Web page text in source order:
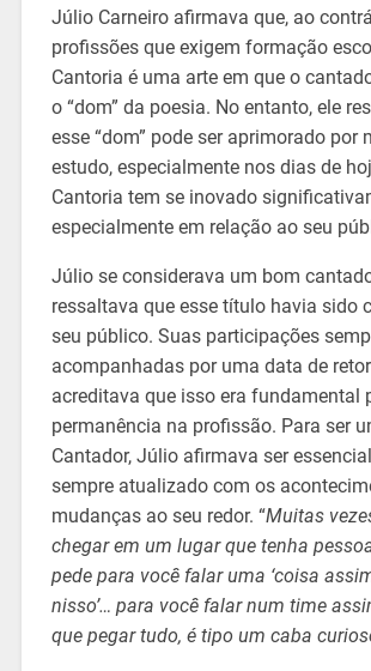
Júlio Carneiro afirmava que, ao
profissões que exigem formação
Cantoria é uma arte em que o
o “dom” da poesia. No entanto, ele
esse “dom” pode ser aprimorado por
estudo, especialmente nos dias de
Cantoria tem se inovado
especialmente em relação ao seu
Júlio se considerava um bom
ressaltava que esse título havia sido
seu público. Suas participações
acompanhadas por uma data de
acreditava que isso era fundamental
permanência na profissão. Para ser
Cantador, Júlio afirmava ser
sempre atualizado com os
mudanças ao seu redor. “Muitas
chegar em um lugar que tenha
pede para você falar uma ‘coisa
nisso’… para você falar num time
que pegar tudo, é tipo um caba